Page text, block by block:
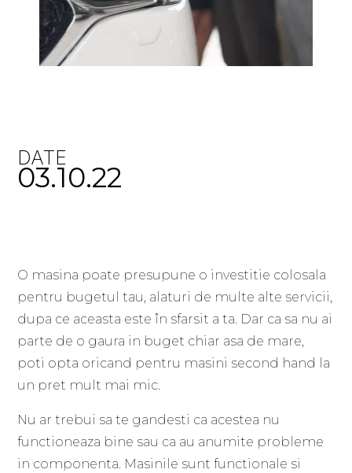
DATE
03.10.22
O masina poate presupune o investitie colosala
pentru bugetul tau, alaturi de multe alte servicii,
dupa ce aceasta este în sfarsit a ta. Dar ca sa nu ai
parte de o gaura in buget chiar asa de mare,
poti opta oricand pentru masini second hand la
un pret mult mai mic.
Nu ar trebui sa te gandesti ca acestea nu
functioneaza bine sau ca au anumite probleme
in componenta. Masinile sunt functionale si